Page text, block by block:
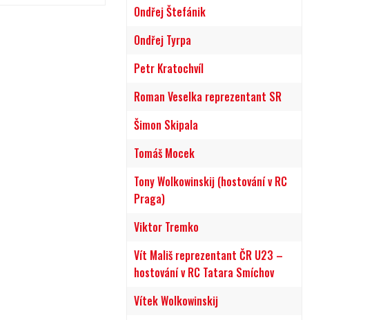
Ondřej Štefánik
Ondřej Tyrpa
Petr Kratochvíl
Roman Veselka reprezentant SR
Šimon Skipala
Tomáš Mocek
Tony Wolkowinskij (hostování v RC
Praga)
Viktor Tremko
Vít Mališ reprezentant ČR U23 –
hostování v RC Tatara Smíchov
Vítek Wolkowinskij